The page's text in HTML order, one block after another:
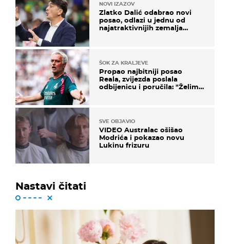
NOVI IZAZOV
Zlatko Dalić odabrao novi
posao, odlazi u jednu od
najatraktivnijih zemalja
ŠOK ZA KRALJEVE
Propao najbitniji posao
Reala, zvijezda poslala
odbijenicu i poručila: "Želim
SVE OBJAVIO
VIDEO Australac ošišao
Modrića i pokazao novu
Lukinu frizuru
Nastavi čitati